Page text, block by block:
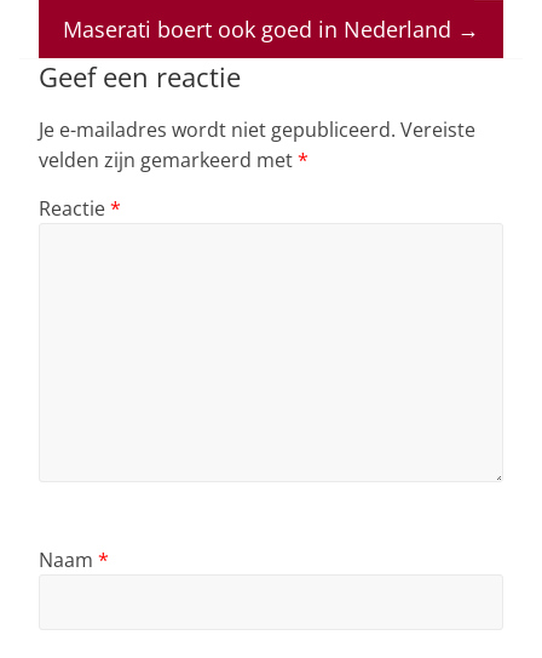
A
p
p
b
o
o
k
dI
n
d
s
Maserati boert ook goed in Nederland →
Geef een reactie
Je e-mailadres wordt niet gepubliceerd. Vereiste
velden zijn gemarkeerd met*
Reactie*
Naam *